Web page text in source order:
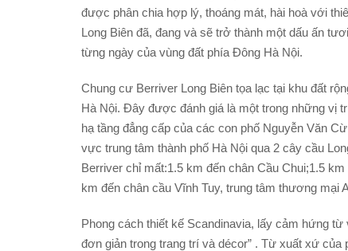
được phân chia hợp lý, thoáng mát, hài hoà với
Long Biên đã, đang và sẽ trở thành một dấu ấn
từng ngày của vùng đất phía Đông Hà Nội.
Chung cư Berriver Long Biên tọa lạc tại khu đất
Hà Nội. Đây được đánh giá là một trong những vị
hạ tầng đẳng cấp của các con phố Nguyễn Văn
vực trung tâm thành phố Hà Nội qua 2 cây cầu
Berriver chỉ mất:1.5 km đến chân Cầu Chui;1.5
km đến chân cầu Vĩnh Tuy, trung tâm thương mại
Phong cách thiết kế Scandinavia, lấy cảm hứng
đơn giản trong trang trí và décor” . Từ xuất xứ